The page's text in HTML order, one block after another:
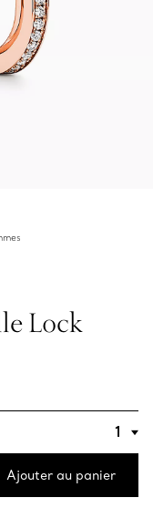
Lock
Ajouter au panier